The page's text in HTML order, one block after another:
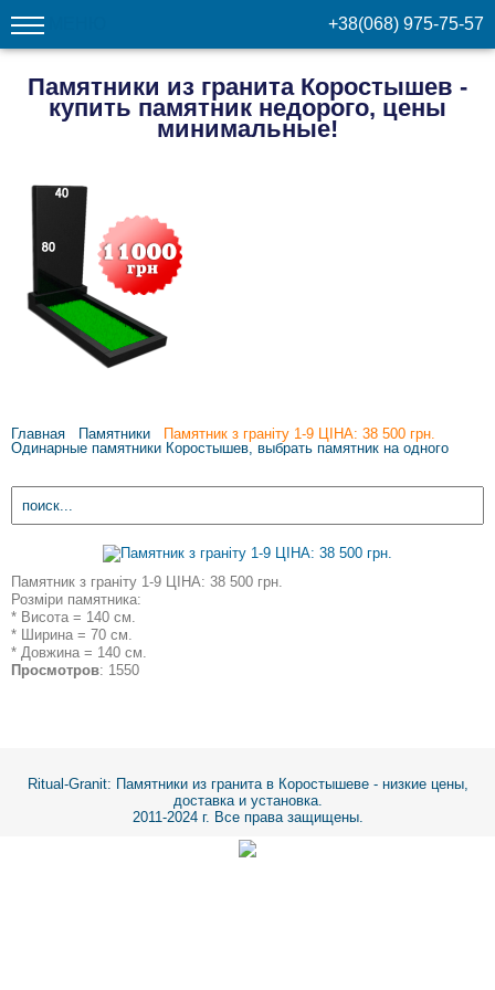
Памятники из гранита Коростышев -
купить памятник недорого, цены
минимальные!
Главная
Памятники
Одинарные памятники Коростышев, выбрать памятник на одного
Памятник з граніту 1-9 ЦІНА: 38 500 грн.
Памятник з граніту 1-9 ЦІНА: 38 500 грн.
Розміри памятника:
* Висота = 140 см.
* Ширина = 70 см.
* Довжина = 140 см.
Просмотров: 1550
Ritual-Granit: Памятники из гранита в Коростышеве - низкие цены,
доставка и установка.
2011-2024 г. Все права защищены.
+38(068) 975-75-57